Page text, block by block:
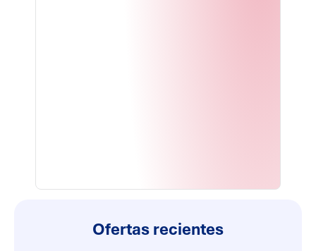
Ofertas recientes